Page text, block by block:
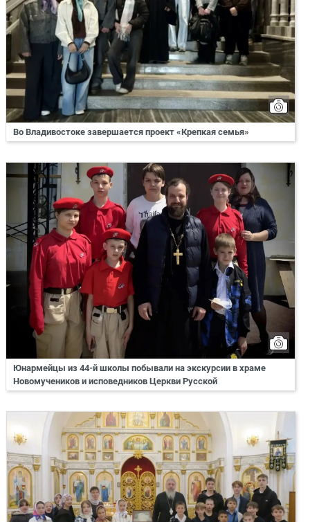
Во Владивостоке завершается проект «Крепкая семья»
Юнармейцы из 44-й школы побывали на экскурсии в храме
Новомучеников и исповедников Церкви Русской